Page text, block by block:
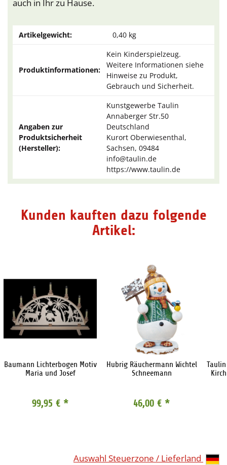
auch in Ihr zu Hause.
Artikelgewicht: 0,40 kg
Produktinformationen:
Kein Kinderspielzeug.
Weitere Informationen siehe
Hinweise zu Produkt,
Gebrauch und Sicherheit.
Angaben zur
Produktsicherheit
(Hersteller):
Kunstgewerbe Taulin
Annaberger Str.50
Deutschland
Kurort Oberwiesenthal,
Sachsen, 09484
info@taulin.de
https://www.taulin.de
Kunden kauften dazu folgende
Artikel:
Baumann Lichterbogen Motiv
Maria und Josef
99,95 € *
Hubrig Räuchermann Wichtel
Schneemann
46,00 € *
Auswahl Steuerzone / Lieferland